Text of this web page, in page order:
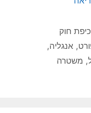
חוק
, אנגליה,
, משטרה